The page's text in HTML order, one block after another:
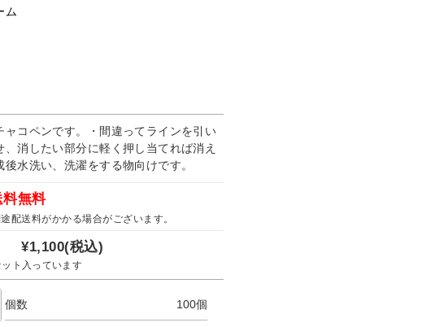
ム
ャコペンです。・間違ってラインを引い
消したい部分に軽く押し当てれば消え
水洗い、洗濯をする物向けです。
料無料
配送料がかかる場合がございます。
）¥1,100(税込)
ット入っています
個数 100個